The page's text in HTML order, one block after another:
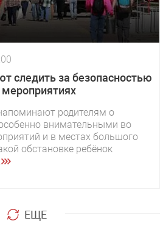
следить за безопасностью
родителям о
внимательными во
и в местах большого
обстановке ребёнок
ЕЩЕ